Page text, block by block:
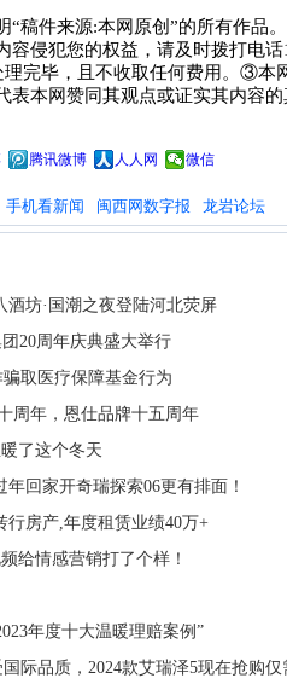
稿件来源:本网原创”的所有作品
侵犯您的权益，请及时拨打电话
完毕，且不收取任何费用。③本
表本网赞同其观点或证实其内容
腾讯微博 人人网 微信
手机看新闻 闽西网数字报 龙岩论坛
坊·国潮之夜登陆河北荧屏
20周年庆典盛大举行
取医疗保障基金行为
周年，恩仕品牌十五周年
了这个冬天
回家开奇瑞探索06更有排面！
行房产,年度租赁业绩40万+
给情感营销打了个样！
年度十大温暖理赔案例”
际品质，2024款艾瑞泽5现在抢购仅